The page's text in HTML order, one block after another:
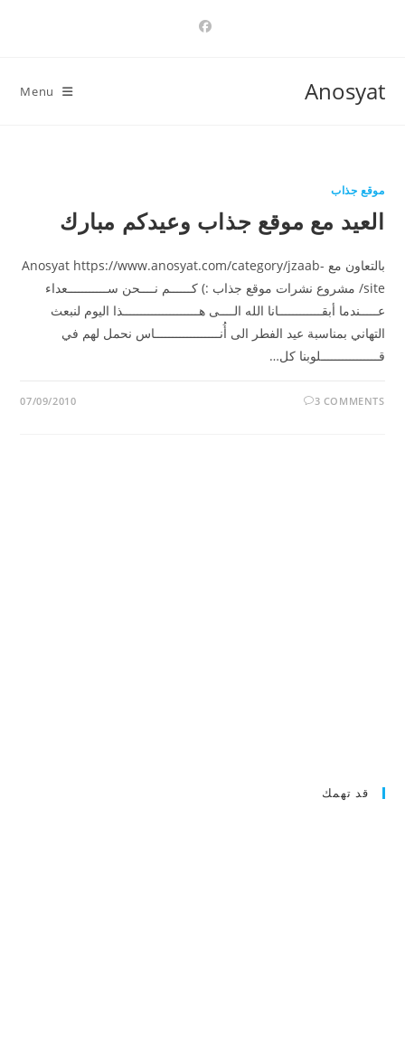
Anosyat
Menu
موقع جذاب
العيد مع موقع جذاب وعيدكم مبارك
بالتعاون مع Anosyat https://www.anosyat.com/category/jzaab-
site/ مشروع نشرات موقع جذاب :) كــــــم نــــحن ســـــــــــعداء
عـــــندما أبقــــــــــــانا الله الــــى هـــــــــــــــــــــذا اليوم لنبعث
التهاني بمناسبة عيد الفطر الى أُنــــــــــــــــــاس نحمل لهم في
قــــــــــــــــلوبنا كل…
3 COMMENTS
07/09/2010
قد تهمك